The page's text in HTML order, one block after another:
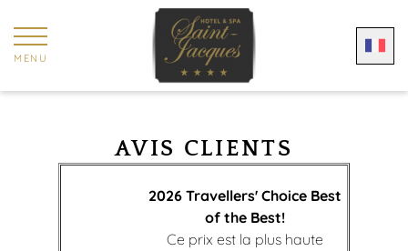
MENU
AVIS CLIENTS
2026 Travellers' Choice Best
of the Best!
Ce prix est la plus haute
Panneau de gestion des cookies